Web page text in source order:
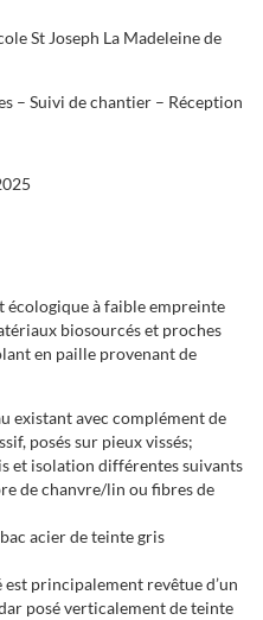
St Joseph La Madeleine de
– Suivi de chantier – Réception
écologique à faible empreinte
biosourcés et proches
en paille provenant de
existant avec complément de
posés sur pieux vissés;
et isolation différentes suivants
de chanvre/lin ou fibres de
acier de teinte gris
principalement revêtue d’un
posé verticalement de teinte